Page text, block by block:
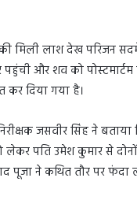
मिली लाश देख परिजन
और शव को
कर दिया गया है।
निरीक्षक जसवीर सिंह ने
लेकर पति उमेश कुमार से
पूजा ने कथित तौर पर